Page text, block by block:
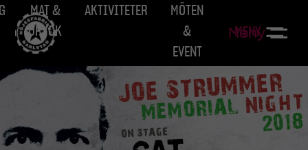
MAT &
DRYCK
AKTIVITETER
MÖTEN
&
EVENT
MENY
Meny